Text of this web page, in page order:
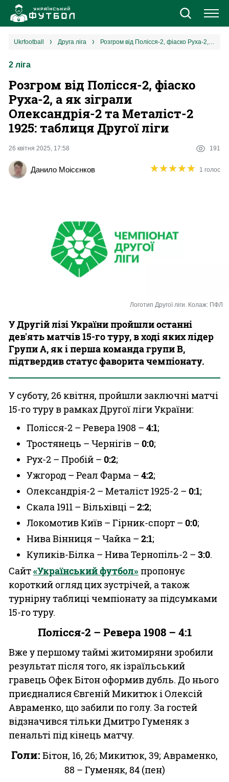
Новини
Єврокубки
УПЛ
Букмекери
Казино
ukrfootball друга ліга Розгром від Полісся-2, фіаско Руха-2, а як зіграли Олександрія-2 та Металіст-2 1925: таблиця Другої ліги
2 ліга
Розгром від Полісся-2, фіаско
Руха-2, а як зіграли
Олександрія-2 та Металіст-2
1925: таблиця Другої ліги
26 квітня 2025, 17:58 191
Данило Моісєнков ★★★★★
★★★★★ 1 голос
Логотип Другої ліги. Колаж: ПФЛ
У Другій лізі України пройшли останні
дев'ять матчів 15-го туру, в ході яких лідер
Групи А, як і перша команда групи В,
підтвердив статус фаворита чемпіонату.
У суботу, 26 квітня, пройшли заключні матчі
15-го туру в рамках Другої ліги України:
Полісся-2 – Ревера 1908 – 4:1;
Тростянець – Чернігів – 0:0;
Рух-2 – Пробій – 0:2;
Ужгород – Реал Фарма – 4:2;
Олександрія-2 – Металіст 1925-2 – 0:1;
Скала 1911 – Вільхівці – 2:2;
Локомотив Київ – Гірник-спорт – 0:0;
Нива Вінниця – Чайка – 2:1;
Куликів-Білка – Нива Тернопіль-2 – 3:0.
Сайт«Український футбол»пропонує
короткий огляд цих зустрічей, а також
турнірну таблиці чемпіонату за підсумками
15-го туру.
Полісся-2 – Ревера 1908 – 4:1
Вже у першому таймі житомиряни зробили
результат після того, як ізраїльський
гравець Офек Бітон оформив дубль. До нього
приєдналися Євгеній Микитюк і Олексій
Авраменко, що забили по голу. За гостей
відзначився тільки Дмитро Гуменяк з
пенальті під кінець матчу.
Голи: Бітон, 16, 26; Микитюк, 39; Авраменко,
88 – Гуменяк, 84 (пен)